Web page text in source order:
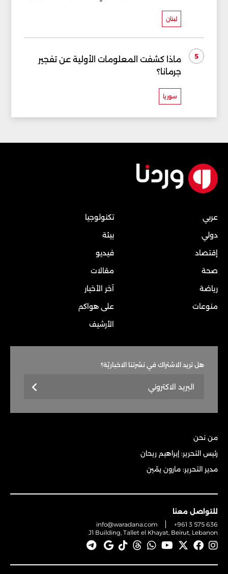
لبنان
5
ماذا كشفت المعلومات الأولية عن تفجير
جرمانا؟
سوريا
عربي
دولي
إقتصاد
صحة
رياضة
منوعات
تكنولوجيا
بيئة
فيديو
مقالات
آخر الأخبار
على هواكم
الأرشيف
هل تريد الاشتراك في نشرتنا الاخباريّة؟
من نحن
رئيس التحرير: إبراهيم ريحان
مدير التحرير: مارون يمّين
للتواصل معنا
info@waradana.com
+961 3 575 636
J1 Building, Tallet el Khayat, Beirut, Lebanon